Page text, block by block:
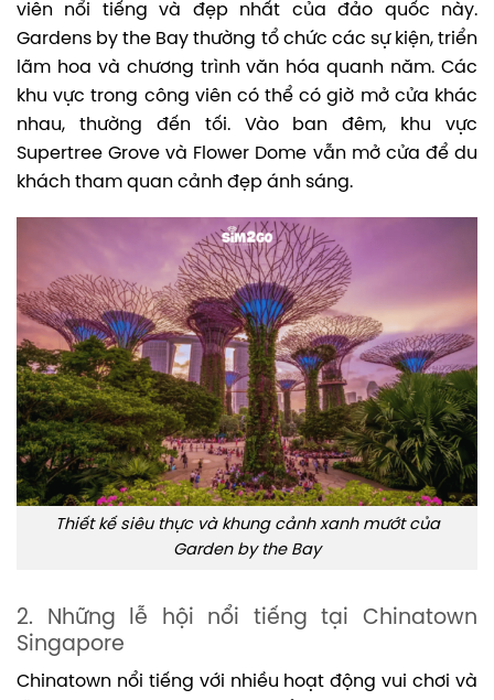
viên nổi tiếng và đẹp nhất của đảo quốc này.
Gardens by the Bay thường tổ chức các sự kiện, triển
lãm hoa và chương trình văn hóa quanh năm. Các
khu vực trong công viên có thể có giờ mở cửa khác
nhau, thường đến tối. Vào ban đêm, khu vực
Supertree Grove và Flower Dome vẫn mở cửa để du
khách tham quan cảnh đẹp ánh sáng.
Thiết kế siêu thực và khung cảnh xanh mướt của
Garden by the Bay
2. Những lễ hội nổi tiếng tại Chinatown
Singapore
Chinatown nổi tiếng với nhiều hoạt động vui chơi và